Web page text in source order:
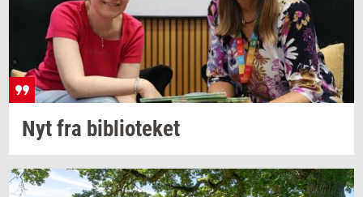
Nyt fra bi­bli­o­te­ket